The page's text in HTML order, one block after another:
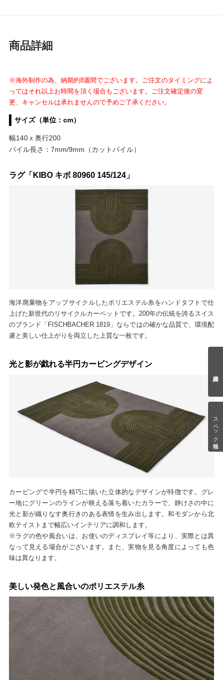
スペック情報
商品詳細
※海外制作の為、納期約8週間でございます。ご注文のタイミングによ
ってはそれ以上お時間を頂く場合もございます。ご注文確定後の変
更、キャンセルは承れませんので予めご了承ください。
サイズ（単位：cm）
幅140ｘ奥行200
パイル長さ：7mm/9mm（カットパイル）
ラグ「KIBO キボ 80960 145/124」
海洋廃棄物をアップサイクルしたポリエステル糸をハンドタフトで仕
上げた新世代のリサイクルカーペットです。200年の伝統を誇るスイス
のブランド「FISCHBACHER 1819」ならではの確かな品質で、環境配
慮と美しい仕上がりを両立した上質な一枚です。
光と影が戯れる半円カービングデザイン
カービングで半円を精巧に描いた立体的なデザインが特徴です。グレ
ー地にグリーンのラインが映える落ち着いたカラーで、静けさの中に
光と影が織りなす奥行きのある表情を生み出します。和モダンから北
欧テイストまで幅広いインテリアに調和します。
※ラグの色や風合いは、お使いのディスプレイ等により、実際とは異
なって見える場合がございます。また、実物を見る角度によっても色
味は異なります。
美しい発色と風合いのポリエステル糸